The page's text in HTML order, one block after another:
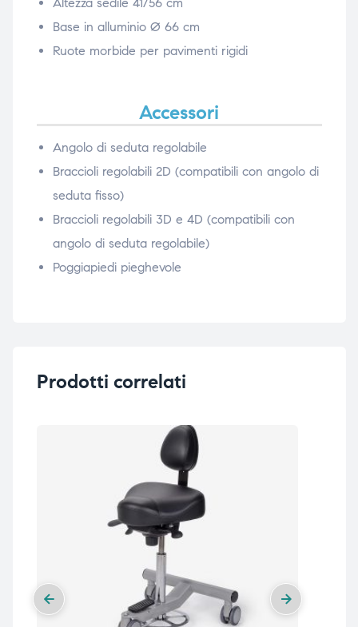
Base in alluminio Ø 66 cm
Ruote morbide per pavimenti rigidi
Accessori
Angolo di seduta regolabile
Braccioli regolabili 2D (compatibili con angolo di
seduta fisso)
Braccioli regolabili 3D e 4D (compatibili con
angolo di seduta regolabile)
Poggiapiedi pieghevole
Prodotti correlati